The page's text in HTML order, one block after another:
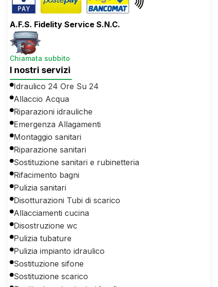
A.F.S. Fidelity Service S.N.C.
Chiamata subbito
I nostri servizi
Idraulico 24 Ore Su 24
Allaccio Acqua
Riparazioni idrauliche
Emergenza Allagamenti
Montaggio sanitari
Riparazione sanitari
Sostituzione sanitari e rubinetteria
Rifacimento bagni
Pulizia sanitari
Disotturazioni Tubi di scarico
Allacciamenti cucina
Disostruzione wc
Pulizia tubature
Pulizia impianto idraulico
Sostituzione sifone
Sostituzione scarico